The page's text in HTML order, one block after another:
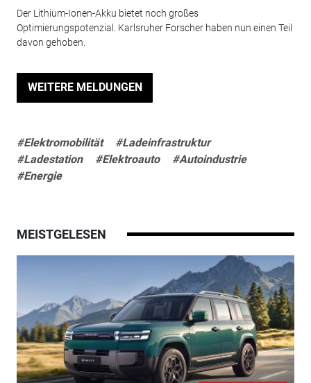
Der Lithium-Ionen-Akku bietet noch großes
Optimierungspotenzial. Karlsruher Forscher haben nun einen Teil
davon gehoben.
WEITERE MELDUNGEN
#Elektromobilität
#Ladeinfrastruktur
#Ladestation
#Elektroauto
#Autoindustrie
#Energie
MEISTGELESEN